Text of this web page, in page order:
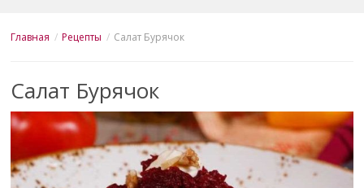
Главная Рецепты Салат Бурячок
Салат Бурячок